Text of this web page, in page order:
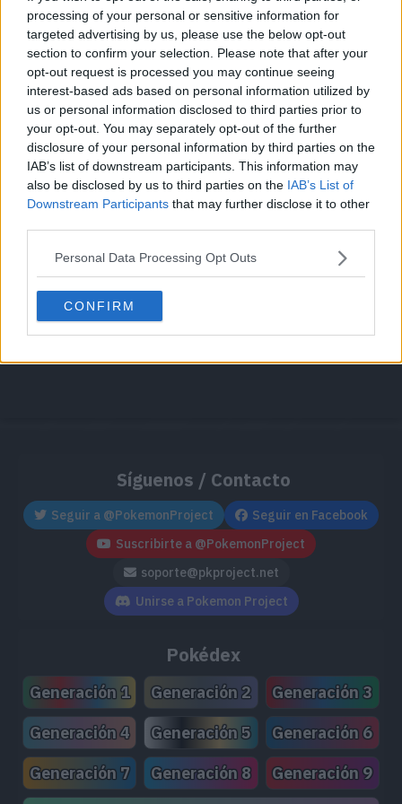
processing of your personal or sensitive information for
targeted advertising by us, please use the below opt-out
section to confirm your selection. Please note that after your
opt-out request is processed you may continue seeing
interest-based ads based on personal information utilized by
us or personal information disclosed to third parties prior to
your opt-out. You may separately opt-out of the further
disclosure of your personal information by third parties on the
IAB’s list of downstream participants. This information may
also be disclosed by us to third parties on the IAB’s List of
Downstream Participants that may further disclose it to other
Personal Data Processing Opt Outs
CONFIRM
Episodio 8
El descubrimiento (Kanto)
Cache: on | Queries: 1 | Generation time:1ms
Síguenos / Contacto
Seguir a @PokemonProject
Seguir en Facebook
Suscribirte a @PokemonProject
soporte@pkproject.net
Unirse a Pokemon Project
Pokédex
Generación 1 Generación 2
Generación 3
Generación 4
Generación 5
Generación 6
Generación 7
Generación 8
Generación 9